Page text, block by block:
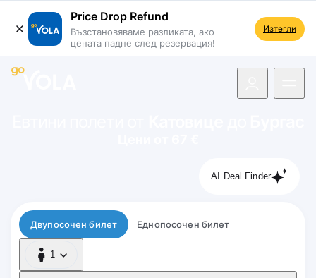
Price Drop Refund
Възстановяваме разликата, ако
цената падне след резервация!
Изтегли
AI Deal Finder
Тип полет
Двупосочен билет Еднопосочен билет
1
1 Пътник